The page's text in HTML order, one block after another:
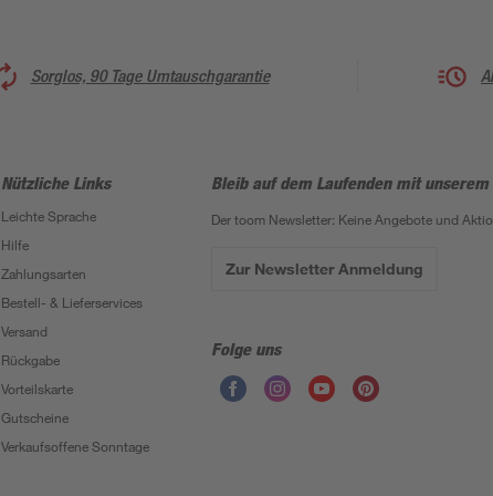
Sorglos, 90 Tage Umtauschgarantie
Nützliche Links
Leichte Sprache
Hilfe
Zahlungsarten
Bestell- & Lieferservices
Versand
Rückgabe
Vorteilskarte
Gutscheine
Verkaufsoffene Sonntage
Bleib auf dem Laufenden mit
Der toom Newsletter: Keine Angebote und
Zur Newsletter Anmeldung
Folge uns